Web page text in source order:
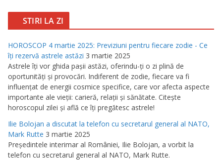
STIRI LA ZI
HOROSCOP 4 martie 2025: Previziuni pentru fiecare zodie - Ce
îţi rezervă astrele astăzi 3 martie 2025
Astrele îţi vor ghida paşii astăzi, oferindu-ţi o zi plină de
oportunităţi şi provocări. Indiferent de zodie, fiecare va fi
influenţat de energii cosmice specifice, care vor afecta aspecte
importante ale vieţii: carieră, relaţii şi sănătate. Citeşte
horoscopul zilei şi află ce îţi pregătesc astrele!
Ilie Bolojan a discutat la telefon cu secretarul general al NATO,
Mark Rutte 3 martie 2025
Preşedintele interimar al României, Ilie Bolojan, a vorbit la
telefon cu secretarul general al NATO, Mark Rutte.